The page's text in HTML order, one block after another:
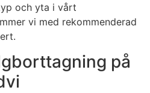
och yta i vårt
vi med rekommenderad
på